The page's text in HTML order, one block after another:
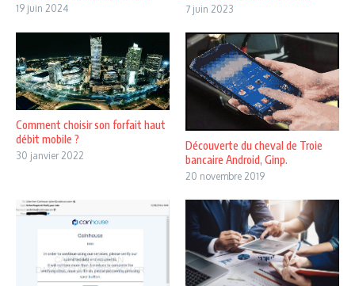
19 juin 2024 7 juin 2023
Comment choisir son forfait haut
débit mobile ?
30 janvier 2022
Découverte du cheval de Troie
bancaire Android, Ginp.
20 novembre 2019